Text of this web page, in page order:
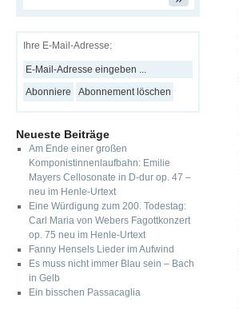
Ihre E-Mail-Adresse:
Neueste Beiträge
Am Ende einer großen
Komponistinnenlaufbahn: Emilie
Mayers Cellosonate in D-dur op. 47 –
neu im Henle-Urtext
Eine Würdigung zum 200. Todestag:
Carl Maria von Webers Fagottkonzert
op. 75 neu im Henle-Urtext
Fanny Hensels Lieder im Aufwind
Es muss nicht immer Blau sein – Bach
in Gelb
Ein bisschen Passacaglia